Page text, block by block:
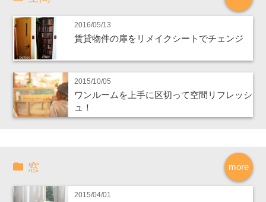
2016/05/13
賃貸物件の扉をリメイクシートでチェンジ
2015/10/05
ワンルームを上手に区切って空間リフレッシ
ュ！
more
窓
2015/04/01